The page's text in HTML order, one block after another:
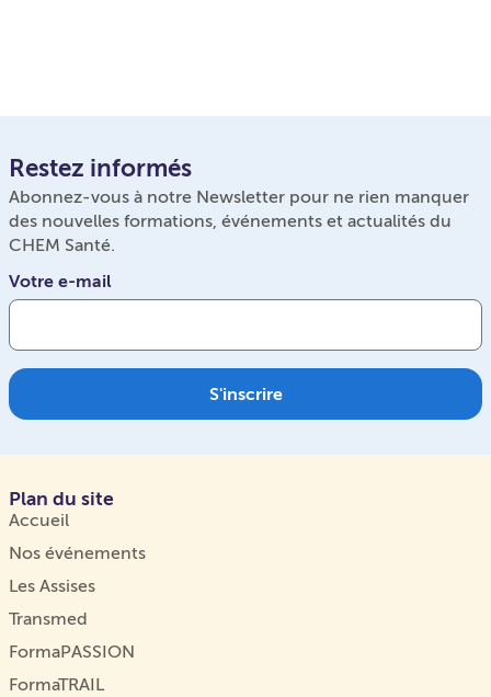
Restez informés
Abonnez-vous à notre Newsletter pour ne rien manquer
des nouvelles formations, événements et actualités du
CHEM Santé.
Votre e-mail
S'inscrire
Plan du site
Accueil
Nos événements
Les Assises
Transmed
FormaPASSION
FormaTRAIL